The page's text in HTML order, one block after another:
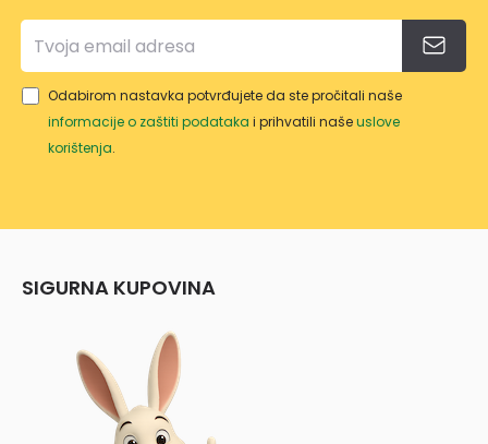
Odabirom nastavka potvrđujete da ste pročitali naše
informacije o zaštiti podataka i prihvatili našeuslove
korištenja.
SIGURNA KUPOVINA